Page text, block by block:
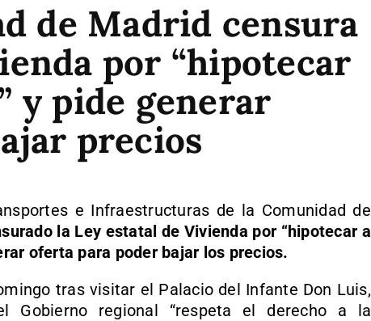
de Madrid censura
por “hipotecar
y pide generar
precios
e Infraestructuras de la Comunidad de
la Ley estatal de Vivienda por “hipotecar a
oferta para poder bajar los precios.
tras visitar el Palacio del Infante Don Luis,
Gobierno regional “respeta el derecho a la